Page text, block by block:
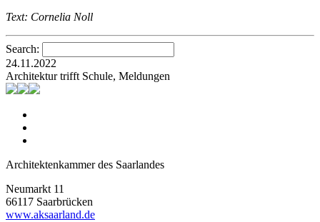
Text: Cornelia Noll
Search:
24.11.2022
Architektur trifft Schule, Meldungen
Architektenkammer des Saarlandes
Neumarkt 11
66117 Saarbrücken
www.aksaarland.de